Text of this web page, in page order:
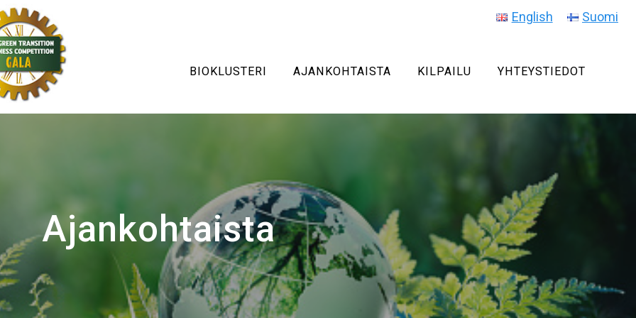
Suomi
English
BIOKLUSTERI AJANKOHTAISTA KILPAILU YHTEYSTIEDOT